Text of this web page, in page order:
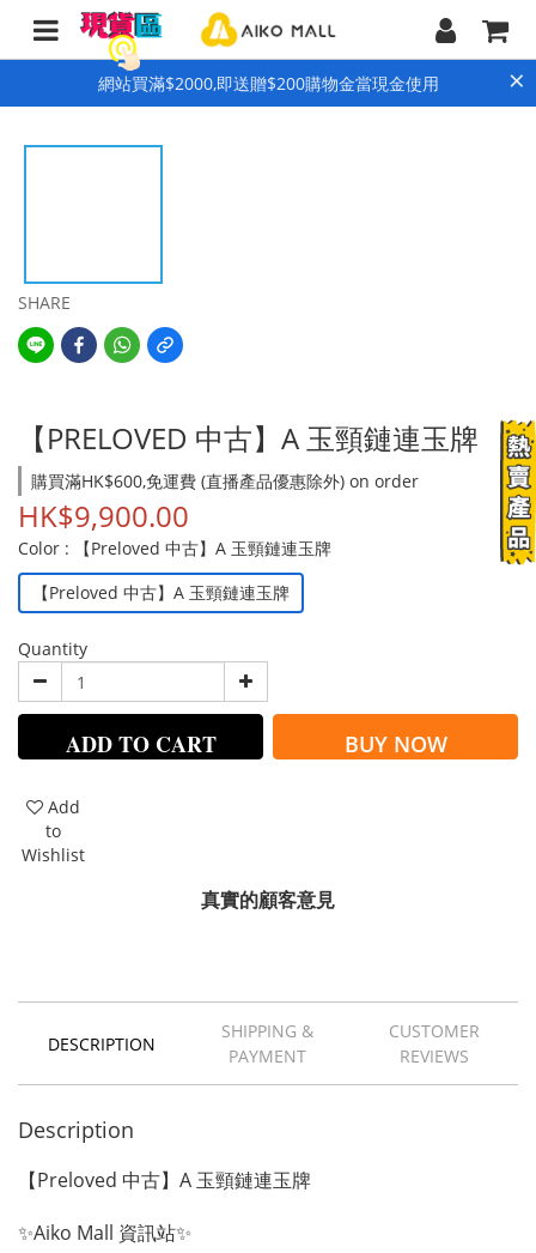
網站買滿$2000,即送贈$200購物金當現金使用 ×
SHARE
【PRELOVED 中古】A 玉頸鏈連玉牌
購買滿HK$600,免運費 (直播產品優惠除外) on order
HK$9,900.00
Color : 【Preloved 中古】A 玉頸鏈連玉牌
【Preloved 中古】A 玉頸鏈連玉牌
Quantity
ADD TO CART BUY NOW
Add
to
Wishlist
真實的顧客意見
DESCRIPTION
SHIPPING &
PAYMENT
CUSTOMER
REVIEWS
Description
【Preloved 中古】A 玉頸鏈連玉牌
✨Aiko Mall 資訊站✨